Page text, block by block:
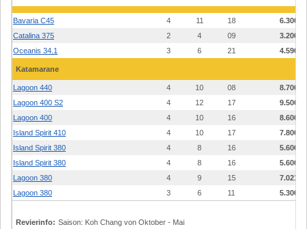
Bavaria C45 4 11 18
6.300
Catalina 375
2 4 09
3.200
Oceanis 34.1
3 6 21 4.590
Katamarane
Lagoon 440 4 10 08
8.700
Lagoon 400 S2
4 12 17
9.500
Lagoon 400
4 10 16
8.600
Island Spirit 410
4 10 17
7.800
Island Spirit 380
4 8 16
5.600
Island Spirit 380
4 8 16
5.600
Lagoon 380
4 9 15
7.021
Lagoon 380
3 6 11 5.300
Revierinfo: Saison: Koh Chang von Oktober - Mai